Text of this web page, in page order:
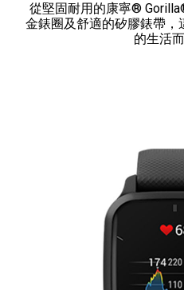
從堅固耐用的康寧®
金錶圈及舒適的矽膠錶帶
的生活而